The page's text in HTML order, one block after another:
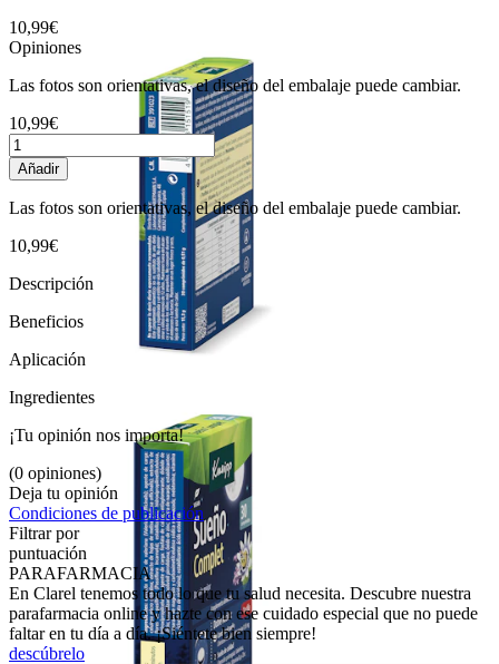
10,99€
Opiniones
Las fotos son orientativas, el diseño del embalaje puede cambiar.
10,99€
Añadir
Las fotos son orientativas, el diseño del embalaje puede cambiar.
10,99€
Descripción
Beneficios
Aplicación
Ingredientes
¡Tu opinión nos importa!
(0 opiniones)
Deja tu opinión
Condiciones de publicación
Filtrar por
puntuación
PARAFARMACIA
En Clarel tenemos todo lo que tu salud necesita. Descubre nuestra
parafarmacia online y hazte con ese cuidado especial que no puede
faltar en tu día a día. ¡Siéntete bien siempre!
descúbrelo